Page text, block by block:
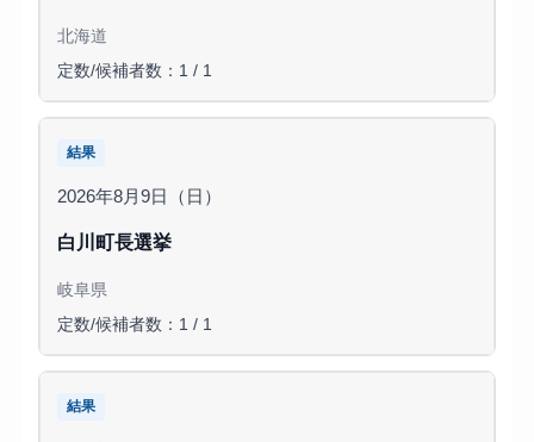
北海道
定数/候補者数：1 / 1
結果
2026年8月9日（日）
白川町長選挙
岐阜県
定数/候補者数：1 / 1
結果